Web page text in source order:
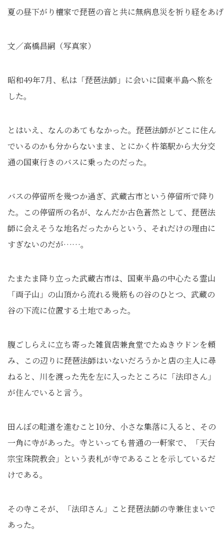
夏の昼下がり檀家で琵琶の音と共に無病息災を祈り経をあ
文／高橋昌嗣（写真家）
昭和49年7月、私は「琵琶法師」に会いに国東半島へ旅を
した。
とはいえ、なんのあてもなかった。琵琶法師がどこに住ん
でいるのかも分からないまま、とにかく杵築駅から大分交
通の国東行きのバスに乗ったのだった。
バスの停留所を幾つか過ぎ、武蔵古市という停留所で降り
た。この停留所の名が、なんだか古色蒼然として、琵琶法
師に会えそうな地名だったからという、それだけの理由に
すぎないのだが……。
たまたま降り立った武蔵古市は、国東半島の中心たる霊山
「両子山」の山頂から流れる幾筋もの谷のひとつ、武蔵の
谷の下流に位置する土地であった。
腹ごしらえに立ち寄った雑貨店兼食堂でたぬきウドンを頼
み、この辺りに琵琶法師はいないだろうかと店の主人に尋
ねると、川を渡った先を左に入ったところに「法印さん」
が住んでいると言う。
田んぼの畦道を進むこと10分、小さな集落に入ると、その
一角に寺があった。寺といっても普通の一軒家で、「天台
宗宝珠院教会」という表札が寺であることを示しているだ
けである。
その寺こそが、「法印さん」こと琵琶法師の寺兼住まいで
あった。